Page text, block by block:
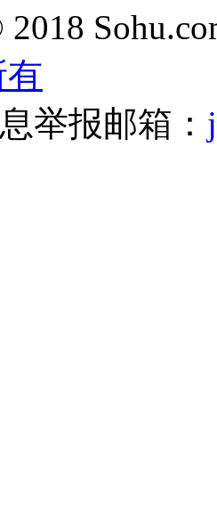
2018
有
举报邮箱：